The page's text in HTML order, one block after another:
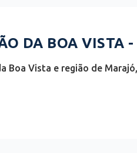
DA BOA VISTA -
Vista e região de Marajó,